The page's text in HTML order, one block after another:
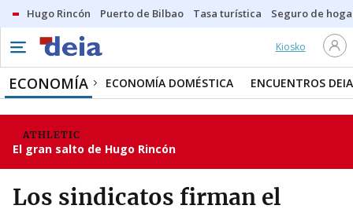
Hugo Rincón Puerto de Bilbao Tasa turística Seguro de
Kiosko
ECONOMÍA ECONOMÍA DOMÉSTICA ENCUENTROS DEIA
ATHLETIC
El gran salto de Hugo Rincón
Los sindicatos firman el